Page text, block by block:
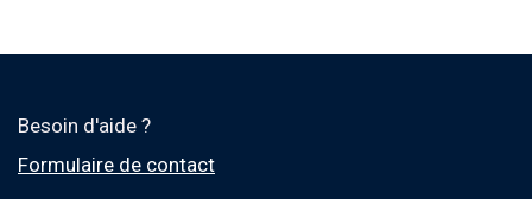
Besoin d'aide ?
Formulaire de contact